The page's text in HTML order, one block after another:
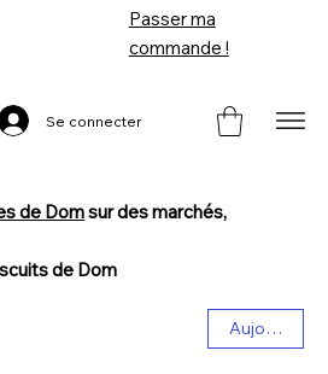
Se connecter
Passer ma
commande !
de Domsur des marchés,
de Dom
Aujourd'hui